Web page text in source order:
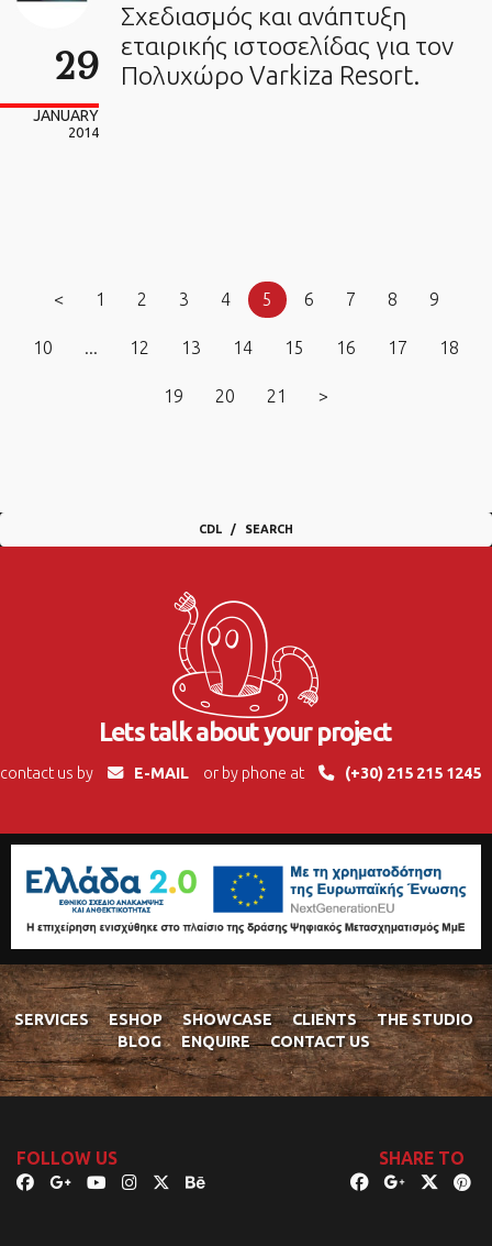
29
JANUARY
2014
Σχεδιασμός και ανάπτυξη
εταιρικής ιστοσελίδας για τον
Πολυχώρο Varkiza Resort.
< 1 2 3 4 5 6 7 8 9
10 ... 12 13 14 15 16 17 18
19 20 21 >
CDL SEARCH
Lets talk about your project
contact us by E-MAIL or by phone at (+30) 215 215 1245
SERVICES ESHOP SHOWCASE CLIENTS
THE STUDIO
BLOG
ENQUIRE CONTACT US
FOLLOW US SHARE TO